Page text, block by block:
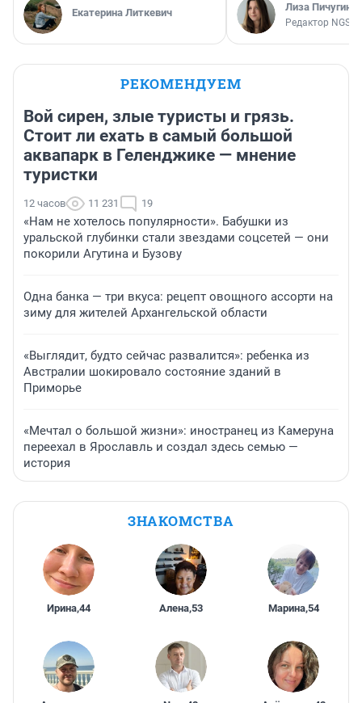
Екатерина Литкевич Лиза Пичугина
Редактор
РЕКОМЕНДУЕМ
Вой сирен, злые туристы и грязь.
Стоит ли ехать в самый большой
аквапарк в Геленджике — мнение
туристки
12 часов 11 231 19
«Нам не хотелось популярности». Бабушки из
уральской глубинки стали звездами соцсетей — они
покорили Агутина и Бузову
Одна банка — три вкуса: рецепт овощного ассорти на
зиму для жителей Архангельской области
«Выглядит, будто сейчас развалится»: ребенка из
Австралии шокировало состояние зданий в
Приморье
«Мечтал о большой жизни»: иностранец из Камеруна
переехал в Ярославль и создал здесь семью —
история
ЗНАКОМСТВА
Ирина,44 Алена,53 Марина,54